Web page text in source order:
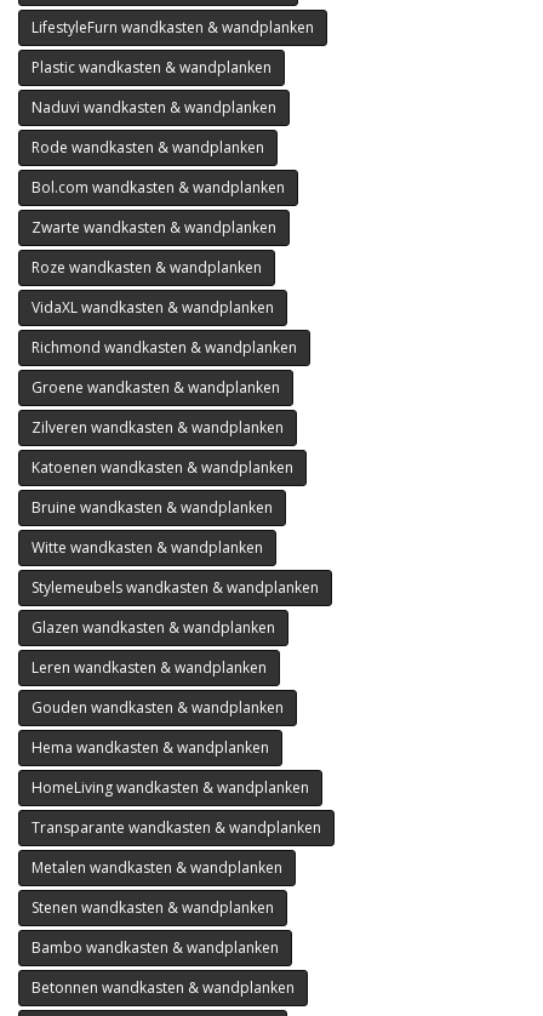
LifestyleFurn wandkasten & wandplanken
Plastic wandkasten & wandplanken
Naduvi wandkasten & wandplanken
Rode wandkasten & wandplanken
Bol.com wandkasten & wandplanken
Zwarte wandkasten & wandplanken
Roze wandkasten & wandplanken
VidaXL wandkasten & wandplanken
Richmond wandkasten & wandplanken
Groene wandkasten & wandplanken
Zilveren wandkasten & wandplanken
Katoenen wandkasten & wandplanken
Bruine wandkasten & wandplanken
Witte wandkasten & wandplanken
Stylemeubels wandkasten & wandplanken
Glazen wandkasten & wandplanken
Leren wandkasten & wandplanken
Gouden wandkasten & wandplanken
Hema wandkasten & wandplanken
HomeLiving wandkasten & wandplanken
Transparante wandkasten & wandplanken
Metalen wandkasten & wandplanken
Stenen wandkasten & wandplanken
Bambo wandkasten & wandplanken
Betonnen wandkasten & wandplanken